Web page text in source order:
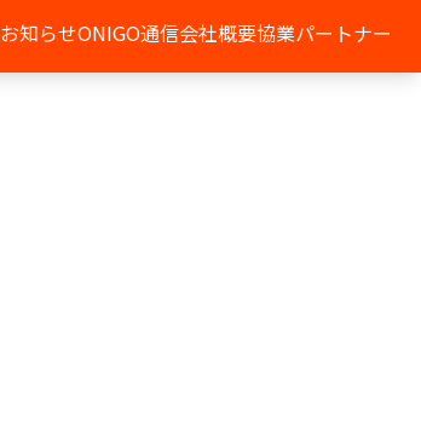
お知らせONIGO通信会社概要協業パートナー